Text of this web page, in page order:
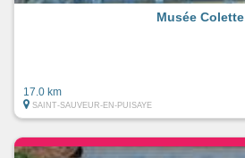
Musée Colette
17.0 km
SAINT-SAUVEUR-EN-PUISAYE